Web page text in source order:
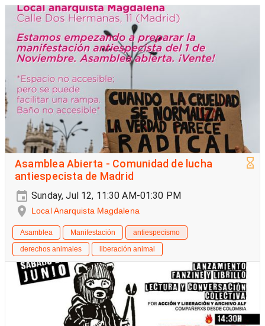
Asamblea Abierta - Comunidad de lucha
antiespecista de Madrid
Sunday, Jul 12, 11:30 AM-01:30 PM
Local Anarquista Magdalena
Asamblea Manifestación
antiespecismo
derechos animales
liberación animal